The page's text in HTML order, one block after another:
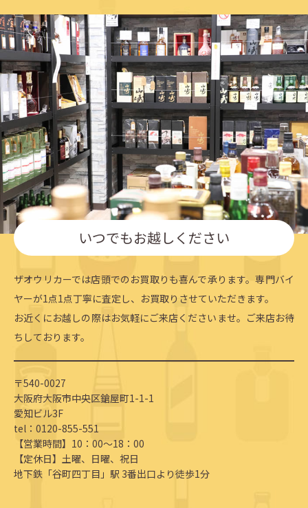
いつでもお越しください
ザオウリカーでは店頭でのお買取りも喜んで承ります。専門バイ
ヤーが1点1点丁寧に査定し、お買取りさせていただきます。
お近くにお越しの際はお気軽にご来店くださいませ。ご来店お待
ちしております。
〒540-0027
大阪府大阪市中央区鎗屋町1-1-1
愛知ビル3F
tel：0120-855-551
【営業時間】10：00～18：00
【定休日】土曜、日曜、祝日
地下鉄「谷町四丁目」駅 3番出口より徒歩1分